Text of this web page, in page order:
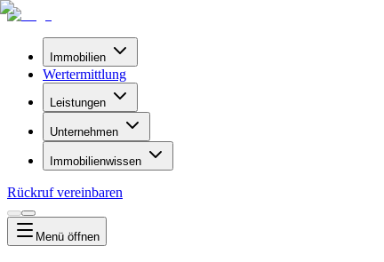
Immobilien
Wertermittlung
Leistungen
Unternehmen
Immobilienwissen
Rückruf vereinbaren
Menü öffnen